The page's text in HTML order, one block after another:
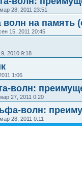
28, 2011 23:51
на память
15, 2011 20:45
2010 9:18
1:06
волн:
27, 2011 0:20
волн:
28, 2011 0:11